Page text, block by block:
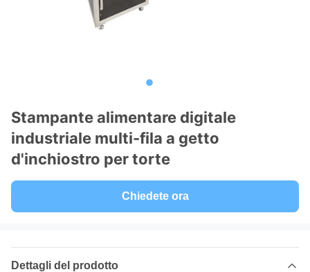
Stampante alimentare digitale
industriale multi-fila a getto
d'inchiostro per torte
Chiedete ora
Dettagli del prodotto